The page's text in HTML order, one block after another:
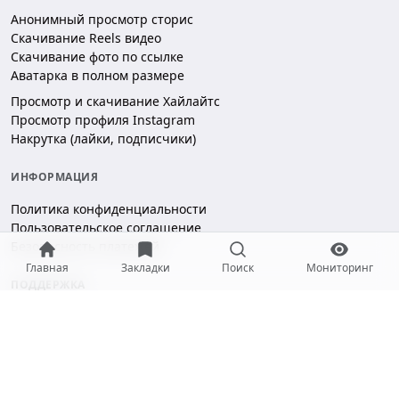
Главная Закладки Поиск Мониторинг
Анонимный просмотр сторис
Скачивание Reels видео
Скачивание фото по ссылке
Аватарка в полном размере
Просмотр и скачивание Хайлайтс
Просмотр профиля Instagram
Накрутка (лайки, подписчики)
ИНФОРМАЦИЯ
Политика конфиденциальности
Пользовательское соглашение
Безопасность платежей